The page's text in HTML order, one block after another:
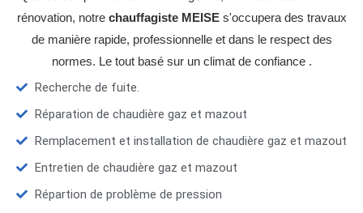
rénovation, notre chauffagiste MEISEs'occupera des travaux
de manière rapide, professionnelle et dans le respect des
normes. Le tout basé sur un climat de confiance .
Recherche de fuite.
Réparation de chaudière gaz et mazout
Remplacement et installation de chaudière gaz et mazout
Entretien de chaudière gaz et mazout
Répartion de problème de pression